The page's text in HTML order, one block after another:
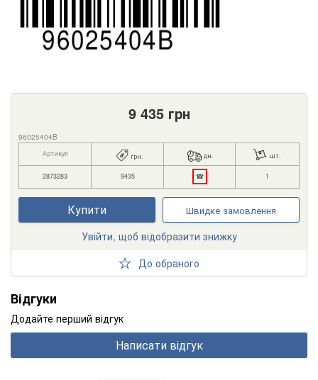
9 435грн
96025404B
Артикул грн. дн. шт.
2873283 9435 ☎ 1
Купити Швидке замовлення
Увійти, щоб відобразити знижку
До обраного
Відгуки
Додайте перший відгук
Написати відгук